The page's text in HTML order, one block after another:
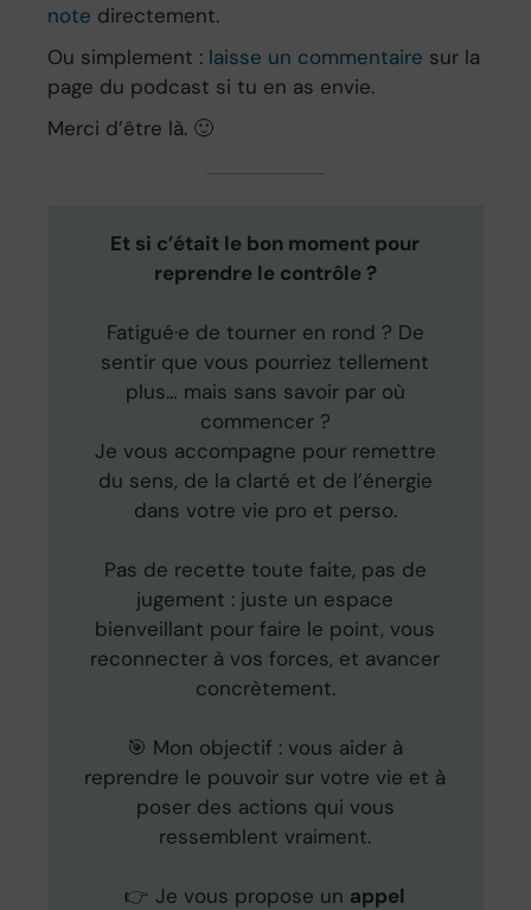
note directement.
Ou simplement : laisse un commentaire sur la
page du podcast si tu en as envie.
Merci d’être là. 🙂
Et si c’était le bon moment pour
reprendre le contrôle ?
Fatigué·e de tourner en rond ? De
sentir que vous pourriez tellement
plus… mais sans savoir par où
commencer ?
Je vous accompagne pour remettre
du sens, de la clarté et de l’énergie
dans votre vie pro et perso.
Pas de recette toute faite, pas de
jugement : juste un espace
bienveillant pour faire le point, vous
reconnecter à vos forces, et avancer
concrètement.
🎯 Mon objectif : vous aider à
reprendre le pouvoir sur votre vie et à
poser des actions qui vous
ressemblent vraiment.
👉 Je vous propose un appel